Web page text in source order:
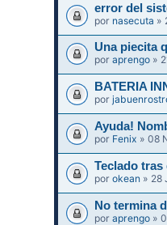
error del
por nasecuta »
Una piecita
poraprengo »
BATERIA
por
Ayuda!
por Fenix » 08
Teclado tras
porokean » 28
No termina
poraprengo »